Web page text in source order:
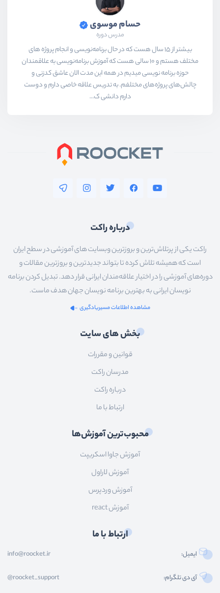
حسام موسوی
مدرس دوره
بیشتر از ۱۵ سال هست که در حال برنامه‌نویسی و انجام پروژه های
مختلف هستم و ۱۰ سالی هست که آموزش برنامه‌نویسی به علاقمندان
حوزه برنامه نویسی میدیم در همه این مدت الان عاشق کدزنی و
چالش‌های پروژه‌های مختلفم. به تدریس علاقه خاصی دارم و دوست
دارم دانشی ک...
درباره راکت
راکت یکی از پرتلاش‌ترین و بروزترین وبسایت های آموزشی در سطح ایران
است که همیشه تلاش کرده تا بتواند جدیدترین و بروزترین مقالات و
دوره‌های آموزشی را در اختیار علاقه‌مندان ایرانی قرار دهد. تبدیل کردن برنامه
نویسان ایرانی به بهترین برنامه نویسان جهان هدف ماست.
مشاهده اطلاعات مسیریادگیری
بخش های سایت
قوانین و مقررات
مدرسان راکت
درباره راکت
ارتباط با ما
محبوب‌ترین آموزش‌ها
آموزش جاوا اسکریپت
آموزش لاراول
آموزش وردپرس
آموزش react
ارتباط با ما
ایمیل: info@roocket.ir
آی دی تلگرام: @roocket_support